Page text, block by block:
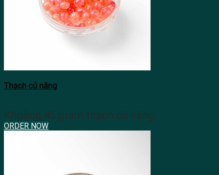
Thạch củ năng
Khoảng 45 gram thạch củ năng
ORDER NOW